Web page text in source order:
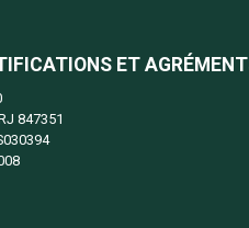
ET
847351